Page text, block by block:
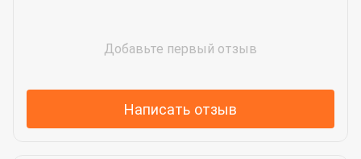
Добавьте первый отзыв
Написать отзыв